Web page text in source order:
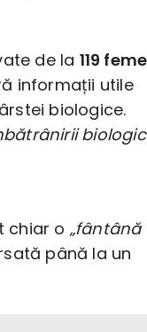
de la 119
informații utile
biologice.
chiar o „fântână
până la un